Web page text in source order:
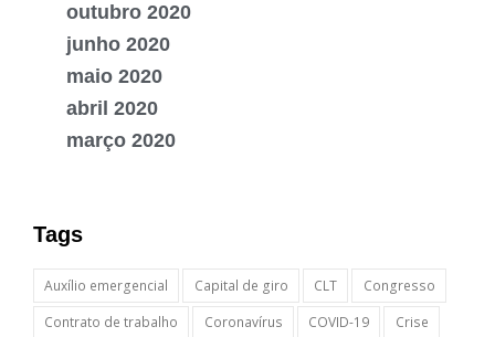
outubro 2020
junho 2020
maio 2020
abril 2020
março 2020
Tags
Auxílio emergencial Capital de giro CLT
Congresso
Contrato de trabalho
Coronavírus COVID-19
Crise